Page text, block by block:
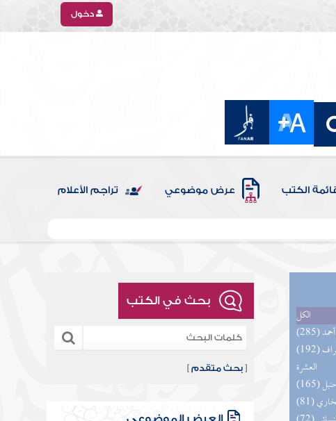
دخول
الكتب عرض موضوعي تراجم الأعلام
الكل
(192) إتحاف المهرة بالفوائد المبتكرة من أطراف
العشرة
بحث في الكتب
[بحث متقدم ]